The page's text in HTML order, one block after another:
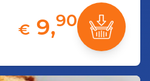
€ 9,90